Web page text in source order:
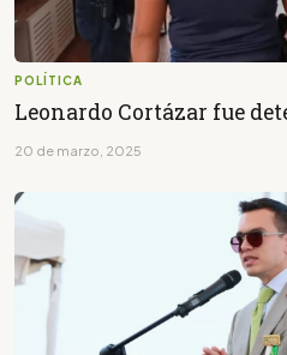
POLÍTICA
Leonardo Cortázar fue
20 de marzo, 2025